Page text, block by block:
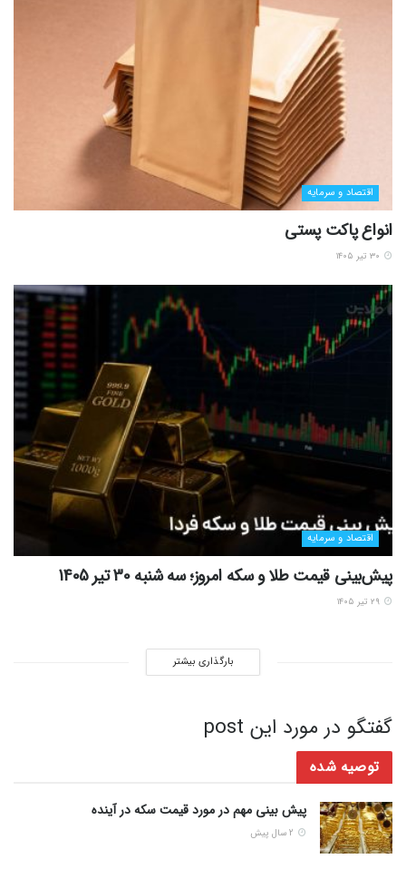
اقتصاد و سرمایه
انواع پاکت پستی
اقتصاد و سرمایه
پیش‌بینی قیمت طلا و سکه امروز؛ سه شنبه 30 تیر 1405
بارگذاری بیشتر
گفتگو در مورد این post
توصیه شده
پیش بینی مهم در مورد قیمت سکه در آینده